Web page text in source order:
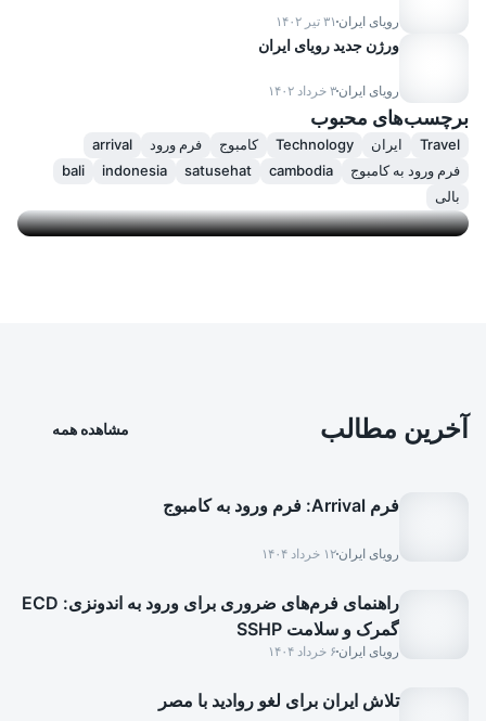
رویای ایران ۳۱ تیر ۱۴۰۲
ورژن جدید رویای ایران
رویای ایران ۳ خرداد ۱۴۰۲
برچسب‌های محبوب
Travel ایران Technology کامبوج فرم ورود
arrival
فرم ورود به کامبوج
cambodia
satusehat
indonesia
bali
بالی
Advertisement
Duis leo. Donec orci lectus, aliquam ut, faucibus
Go now
آخرین مطالب مشاهده همه
فرم Arrival: فرم ورود به کامبوج
رویای ایران ۱۲ خرداد ۱۴۰۴
راهنمای فرم‌های ضروری برای ورود به اندونزی: ECD
گمرک و سلامت SSHP
رویای ایران ۶ خرداد ۱۴۰۴
تلاش ایران برای لغو روادید با مصر